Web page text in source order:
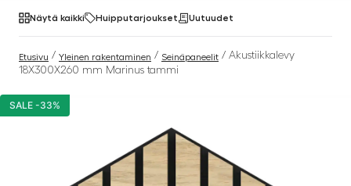
Näytä kaikki Huipputarjoukset Uutuudet
Etusivu / Yleinen rakentaminen / Seinäpaneelit / Akustiikkalevy
18X300X260 mm Marinus tammi
SALE -33%